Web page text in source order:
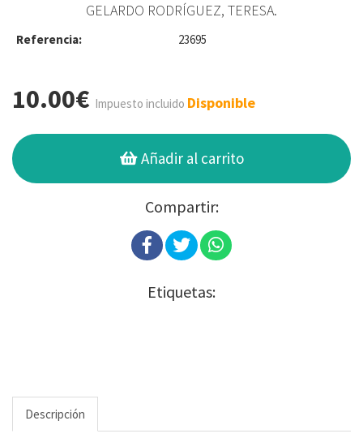
GELARDO RODRÍGUEZ, TERESA.
Referencia: 23695
10.00€ Impuesto incluido Disponible
Añadir al carrito
Compartir:
Etiquetas:
Descripción